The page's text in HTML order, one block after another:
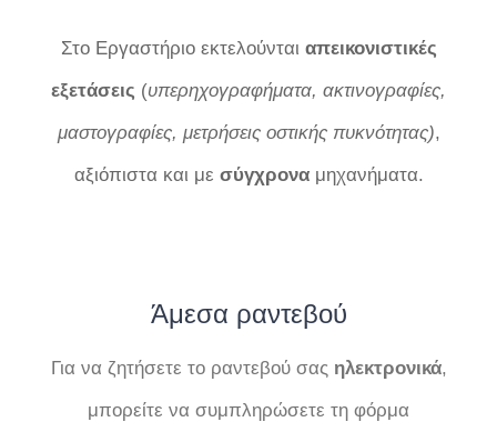
Στο Εργαστήριο εκτελούνται απεικονιστικές
εξετάσεις (υπερηχογραφήματα, ακτινογραφίες,
μαστογραφίες, μετρήσεις οστικής πυκνότητας),
αξιόπιστα και με σύγχροναμηχανήματα.
Άμεσα ραντεβού
Για να ζητήσετε το ραντεβού σας ηλεκτρονικά,
μπορείτε να συμπληρώσετε τη φόρμα